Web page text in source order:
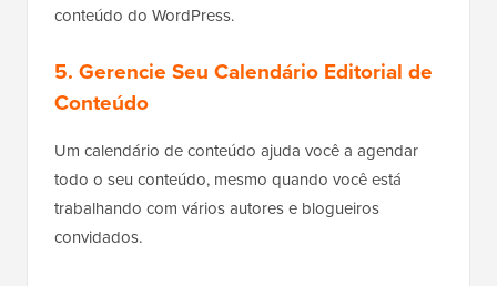
conteúdo do WordPress.
5. Gerencie Seu Calendário Editorial de
Conteúdo
Um calendário de conteúdo ajuda você a agendar
todo o seu conteúdo, mesmo quando você está
trabalhando com vários autores e blogueiros
convidados.